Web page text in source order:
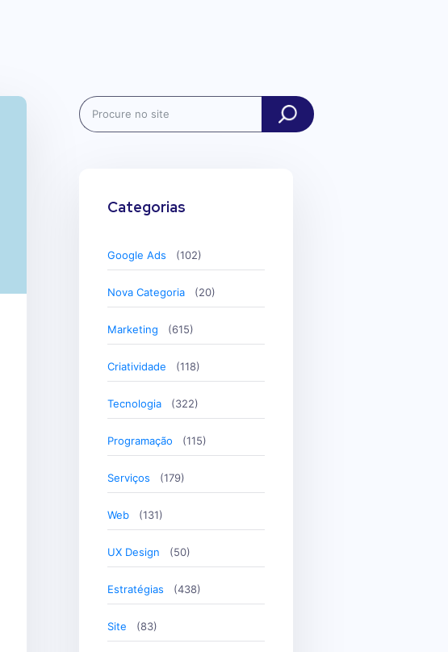
Search
Categorias
Google Ads (102)
Nova Categoria (20)
Marketing (615)
Criatividade (118)
Tecnologia (322)
Programação (115)
Serviços (179)
Web (131)
UX Design (50)
Estratégias (438)
Site (83)